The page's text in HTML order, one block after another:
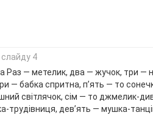
4
Раз — метелик, два — жучок, три —
— бабка спритна, п’ять — то
світлячок, сім — то джмелик-
трудівниця, дев’ять — мушка-